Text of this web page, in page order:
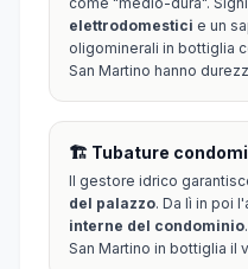
elettrodomestici e un
oligominerali in bottiglia
San Martino hanno
🏗️ Tubature
Il gestore idrico
del palazzo. Da lì in poi
interne del condominio
San Martino in bottiglia il